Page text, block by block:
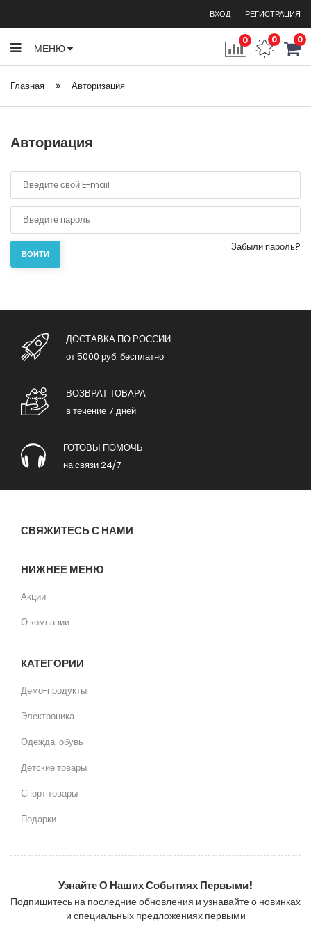
ВХОД РЕГИСТРАЦИЯ
0 0 0
МЕНЮ
Главная Авторизация
Авториация
ВОЙТИ
Забыли пароль?
ДОСТАВКА ПО РОССИИ
от 5000 руб. бесплатно
ВОЗВРАТ ТОВАРА
в течение 7 дней
ГОТОВЫ ПОМОЧЬ
на связи 24/7
СВЯЖИТЕСЬ С НАМИ
НИЖНЕЕ МЕНЮ
Акции
О компании
КАТЕГОРИИ
Демо-продукты
Электроника
Одежда, обувь
Детские товары
Спорт товары
Подарки
Узнайте О Наших Событиях Первыми!
Подпишитесь на последние обновления и узнавайте о новинках
и специальных предложениях первыми